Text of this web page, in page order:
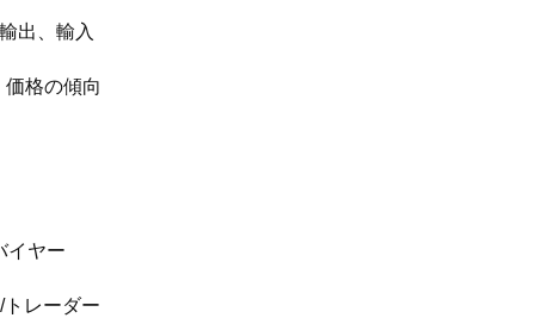
出、輸入
格の傾向
イヤー
レーダー